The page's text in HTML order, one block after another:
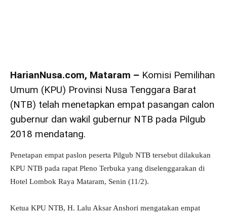
HarianNusa.com, Mataram – Komisi Pemilihan
Umum (KPU) Provinsi Nusa Tenggara Barat
(NTB) telah menetapkan empat pasangan calon
gubernur dan wakil gubernur NTB pada Pilgub
2018 mendatang.
Penetapan empat paslon peserta Pilgub NTB tersebut dilakukan
KPU NTB pada rapat Pleno Terbuka yang diselenggarakan di
Hotel Lombok Raya Mataram, Senin (11/2).
Ketua KPU NTB, H. Lalu Aksar Anshori mengatakan empat